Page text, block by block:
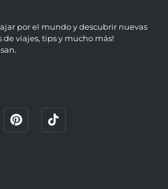
por el mundo y descubrir nuevas
viajes, tips y mucho más!